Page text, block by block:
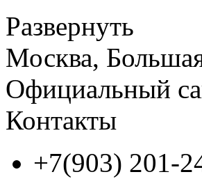
Развернуть
Москва,
Официальный
Контакты
+7(903) 201-